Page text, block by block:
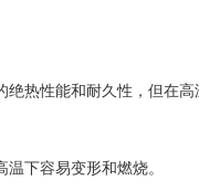
热性能和耐久性，但在高
下容易变形和燃烧。